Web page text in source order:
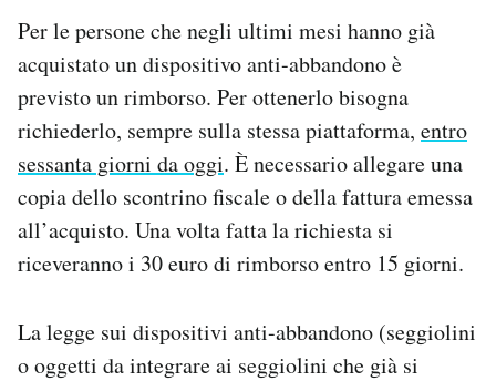
Per le persone che negli ultimi mesi hanno già
acquistato un dispositivo anti-abbandono è
previsto un rimborso. Per ottenerlo bisogna
richiederlo, sempre sulla stessa piattaforma, entro
sessanta giorni da oggi. È necessario allegare una
copia dello scontrino fiscale o della fattura emessa
all’acquisto. Una volta fatta la richiesta si
riceveranno i 30 euro di rimborso entro 15 giorni.
La legge sui dispositivi anti-abbandono (seggiolini
o oggetti da integrare ai seggiolini che già si